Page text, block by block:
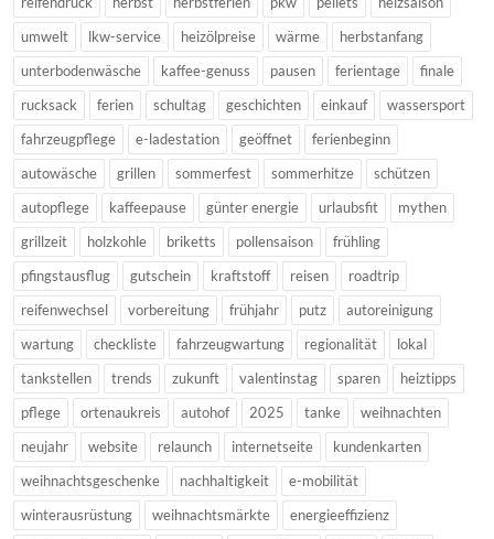
umwelt
lkw-service heizölpreise wärme
herbstanfang
unterbodenwäsche
kaffee-genuss pausen ferientage
finale
rucksack
ferien schultag geschichten einkauf
wassersport
fahrzeugpflege
e-ladestation geöffnet
ferienbeginn
autowäsche
grillen sommerfest sommerhitze
schützen
autopflege
kaffeepause günter energie urlaubsfit
mythen
grillzeit
holzkohle briketts pollensaison
frühling
pfingstausflug
gutschein kraftstoff reisen
roadtrip
reifenwechsel
vorbereitung frühjahr putz
autoreinigung
wartung
checkliste fahrzeugwartung regionalität
lokal
tankstellen
trends zukunft valentinstag sparen
heiztipps
pflege
ortenaukreis autohof 2025 tanke
weihnachten
neujahr
website relaunch internetseite
kundenkarten
weihnachtsgeschenke
nachhaltigkeit
e-mobilität
winterausrüstung
weihnachtsmärkte
energieeffizienz